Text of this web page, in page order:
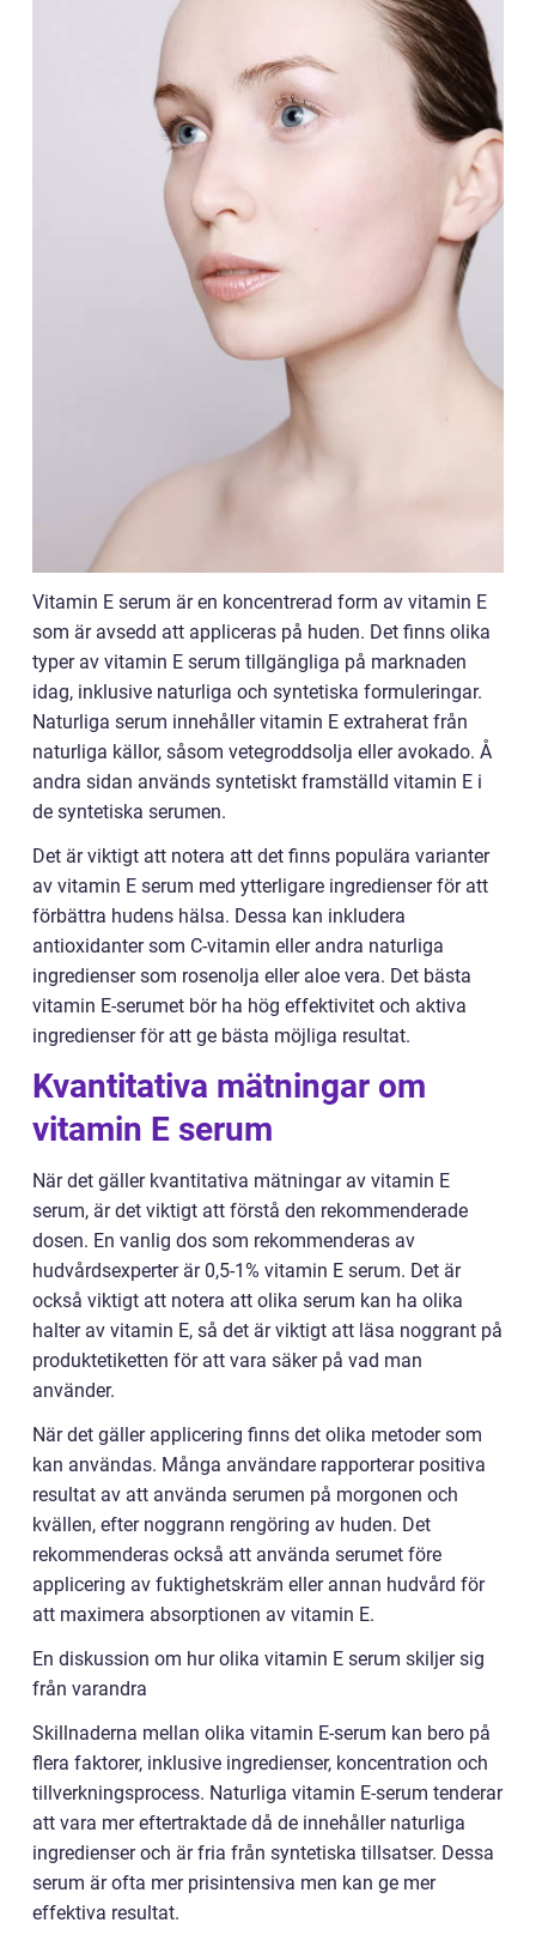
Vitamin E serum är en koncentrerad form av vitamin E
som är avsedd att appliceras på huden. Det finns olika
typer av vitamin E serum tillgängliga på marknaden
idag, inklusive naturliga och syntetiska formuleringar.
Naturliga serum innehåller vitamin E extraherat från
naturliga källor, såsom vetegroddsolja eller avokado. Å
andra sidan används syntetiskt framställd vitamin E i
de syntetiska serumen.
Det är viktigt att notera att det finns populära varianter
av vitamin E serum med ytterligare ingredienser för att
förbättra hudens hälsa. Dessa kan inkludera
antioxidanter som C-vitamin eller andra naturliga
ingredienser som rosenolja eller aloe vera. Det bästa
vitamin E-serumet bör ha hög effektivitet och aktiva
ingredienser för att ge bästa möjliga resultat.
Kvantitativa mätningar om
vitamin E serum
När det gäller kvantitativa mätningar av vitamin E
serum, är det viktigt att förstå den rekommenderade
dosen. En vanlig dos som rekommenderas av
hudvårdsexperter är 0,5-1% vitamin E serum. Det är
också viktigt att notera att olika serum kan ha olika
halter av vitamin E, så det är viktigt att läsa noggrant på
produktetiketten för att vara säker på vad man
använder.
När det gäller applicering finns det olika metoder som
kan användas. Många användare rapporterar positiva
resultat av att använda serumen på morgonen och
kvällen, efter noggrann rengöring av huden. Det
rekommenderas också att använda serumet före
applicering av fuktighetskräm eller annan hudvård för
att maximera absorptionen av vitamin E.
En diskussion om hur olika vitamin E serum skiljer sig
från varandra
Skillnaderna mellan olika vitamin E-serum kan bero på
flera faktorer, inklusive ingredienser, koncentration och
tillverkningsprocess. Naturliga vitamin E-serum tenderar
att vara mer eftertraktade då de innehåller naturliga
ingredienser och är fria från syntetiska tillsatser. Dessa
serum är ofta mer prisintensiva men kan ge mer
effektiva resultat.